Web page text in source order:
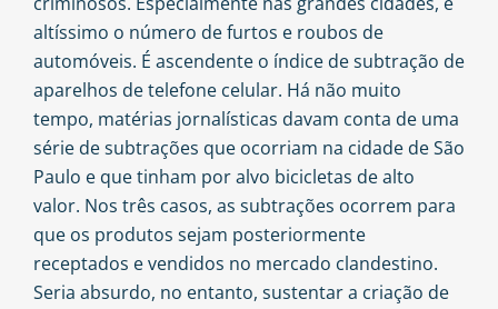
altíssimo o número de furtos e roubos de
automóveis. É ascendente o índice de subtração de
aparelhos de telefone celular. Há não muito
tempo, matérias jornalísticas davam conta de uma
série de subtrações que ocorriam na cidade de São
Paulo e que tinham por alvo bicicletas de alto
valor. Nos três casos, as subtrações ocorrem para
que os produtos sejam posteriormente
receptados e vendidos no mercado clandestino.
Seria absurdo, no entanto, sustentar a criação de